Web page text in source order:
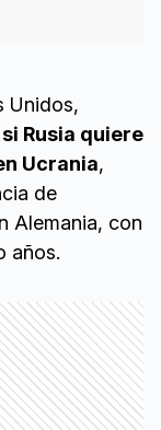
Unidos,
Rusia quiere
Ucrania,
de
Alemania, con
años.